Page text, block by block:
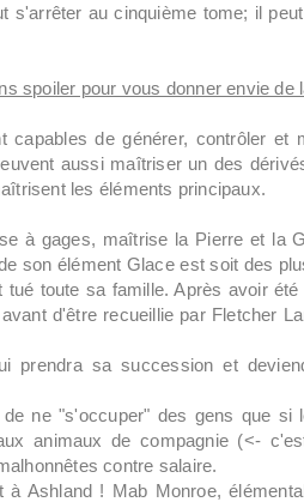
s'arrêter au cinquième tome; il
spoiler pour vous donner envie de
capables de générer, contrôler et
aussi maîtriser un des
les éléments principaux.
à gages, maîtrise la Pierre et la
son élément Glace est soit des
toute sa famille. Après avoir
d'être recueillie par Fletcher
prendra sa succession et
ne "s'occuper" des gens que
animaux de compagnie (<-
contre salaire.
Ashland ! Mab Monroe,